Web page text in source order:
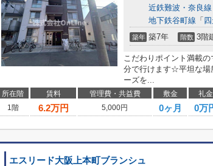
近鉄難波・奈良線
地下鉄谷町線 「
築年 築7年 階数 3階
こだわりポイント満載
分で行けます☆平坦な場
ーズを...
所在階 賃料 管理費・共益費 敷金 礼金
1階
6.2万円 5,000円 0ヶ月 0万
エスリード大阪上本町ブランシュ